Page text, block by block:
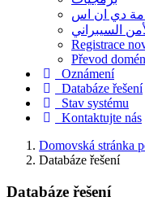
السيبراني
Registrace
Převod
Oznámení
Databáze řešení
Stav systému
Kontaktujte nás
Domovská stránka
Databáze řešení
Databáze řešení